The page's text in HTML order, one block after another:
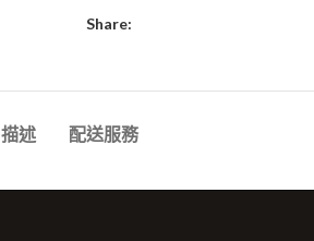
Share:
描述 配送服務